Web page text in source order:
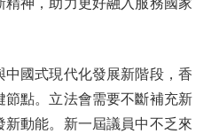
國式現代化發展新階段，香
點。立法會需要不斷補充新
新動能。新一屆議員中不乏來